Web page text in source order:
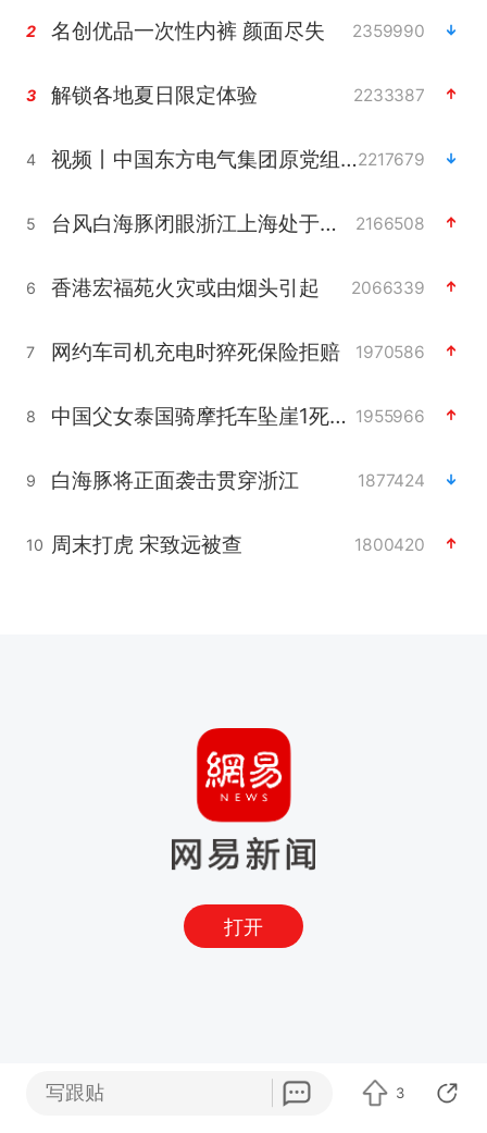
2 名创优品一次性内裤 颜面尽失 2359990
3 解锁各地夏日限定体验 2233387
4 视频丨中国东方电气集团原党组副书记、董事宋致远被查2217679
5 台风白海豚闭眼浙江上海处于危险半圆 2166508
6 香港宏福苑火灾或由烟头引起 2066339
7 网约车司机充电时猝死保险拒赔 1970586
8 中国父女泰国骑摩托车坠崖1死1伤 1955966
9 白海豚将正面袭击贯穿浙江 1877424
10 周末打虎 宋致远被查 1800420
打开
写跟贴 3